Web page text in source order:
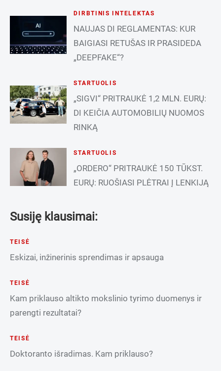
DIRBTINIS INTELEKTAS
NAUJAS DI REGLAMENTAS: KUR
BAIGIASI RETUŠAS IR PRASIDEDA
„DEEPFAKE“?
STARTUOLIS
„SIGVI“ PRITRAUKĖ 1,2 MLN. EURŲ:
DI KEIČIA AUTOMOBILIŲ NUOMOS
RINKĄ
STARTUOLIS
„ORDERO“ PRITRAUKĖ 150 TŪKST.
EURŲ: RUOŠIASI PLĖTRAI Į LENKIJĄ
Susiję klausimai:
TEISĖ
Eskizai, inžinerinis sprendimas ir apsauga
TEISĖ
Kam priklauso altikto mokslinio tyrimo duomenys ir
parengti rezultatai?
TEISĖ
Doktoranto išradimas. Kam priklauso?